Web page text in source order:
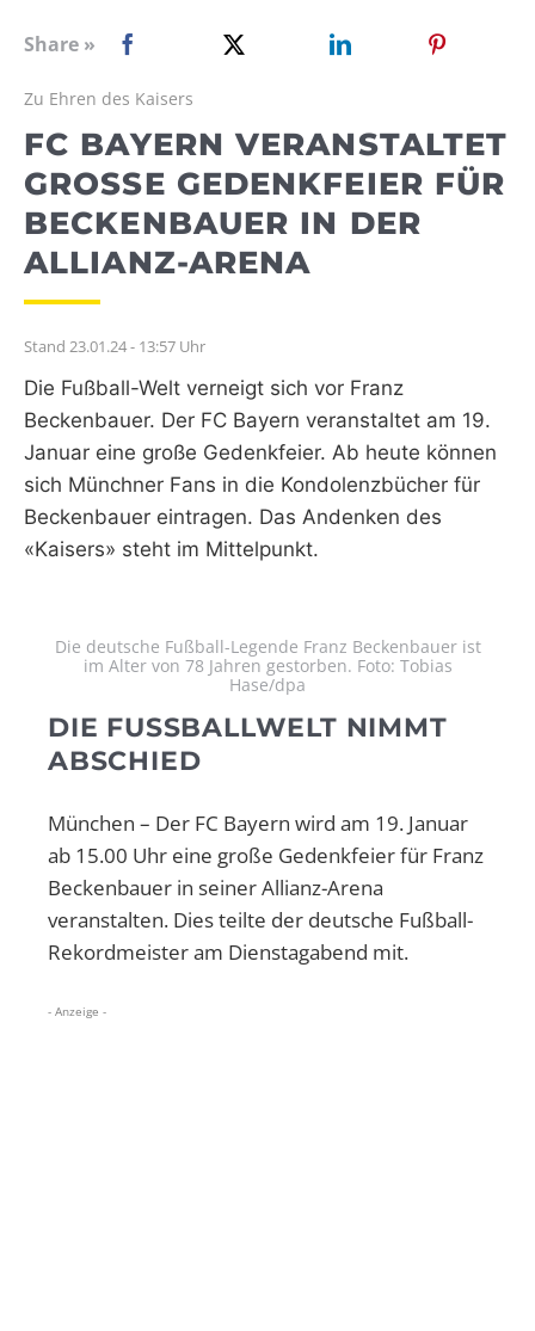
WEBRADIO
Share »
Zu Ehren des Kaisers
FC BAYERN VERANSTALTET
GROSSE GEDENKFEIER FÜR B
ECKENBAUER IN DER A
LLIANZ-ARENA
Stand 23.01.24 - 13:57 Uhr
Die Fußball-Welt verneigt sich vor Franz
Beckenbauer. Der FC Bayern veranstaltet am 19.
Januar eine große Gedenkfeier. Ab heute können
sich Münchner Fans in die Kondolenzbücher für
Beckenbauer eintragen. Das Andenken des
«Kaisers» steht im Mittelpunkt.
Die deutsche Fußball-Legende Franz Beckenbauer ist
im Alter von 78 Jahren gestorben. Foto: Tobias
Hase/dpa
DIE FUSSBALLWELT NIMMT A
BSCHIED
München – Der FC Bayern wird am 19. Januar
ab 15.00 Uhr eine große Gedenkfeier für Franz
Beckenbauer in seiner Allianz-Arena
veranstalten. Dies teilte der deutsche Fußball-
Rekordmeister am Dienstagabend mit.
- Anzeige -